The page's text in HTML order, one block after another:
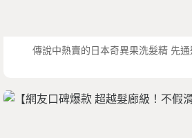
傳說中熱賣的日本奇異果洗髮精 先通